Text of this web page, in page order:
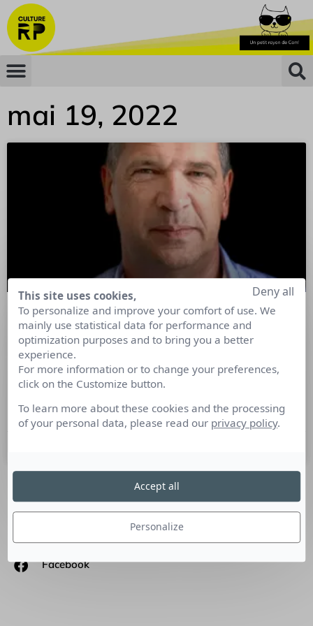
mai 19, 2022
Les marques qui nous font du bien.
Interview Patrice Laubignat, Marketer émotionnel : Imagine
chaque action inscrite au programme de l’année en
communication ou en marketing sous l’angle de la valeur
créée pour le client, immanquablement tu en feras moins…
SUIVEZ-NOUS
Facebook
This site uses cookies,
To personalize and improve your comfort of use. We
mainly use statistical data for performance and
optimization purposes and to bring you a better
experience.
For more information or to change your preferences,
click on the Customize button.
To learn more about these cookies and the processing
of your personal data, please read our privacy policy.
Personalize
Deny all
Accept all